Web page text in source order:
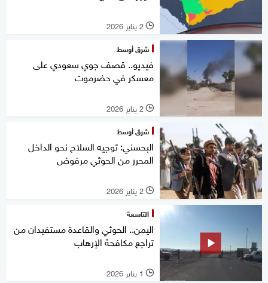
l 2 يناير 2026
شرق أوسط
فيديو.. قصف جوي سعودي على
معسكر في حضرموت
l 2 يناير 2026
شرق أوسط
البحسني: توجيه السلاح نحو الداخل
المحرر من الحوثي مرفوض
l 2 يناير 2026
التاسعة
اليمن.. الحوثي والقاعدة مستفيدان من
تراجع مكافحة الإرهاب
l 1 يناير 2026